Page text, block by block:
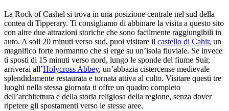
La Rock of Cashel si trova in una posizione centrale nel sud della
contea di Tipperary. Ti consigliamo di abbinare la visita a questo sito
con altre due attrazioni storiche che sono facilmente raggiungibili in
auto. A soli 20 minuti verso sud, puoi visitare il castello di Cahir, un
magnifico forte normanno che si erge su un’isola fluviale. Se invece
ti sposti di 15 minuti verso nord, lungo le sponde del fiume Suir,
arriverai all’Holycross Abbey, un’abbazia cistercense medievale
splendidamente restaurata e tornata attiva al culto. Visitare questi tre
luoghi nella stessa giornata ti offre un quadro completo
dell’architettura e della storia religiosa della regione, senza dover
ripetere gli spostamenti verso le stesse aree.